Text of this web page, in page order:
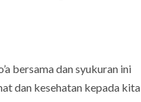
bersama dan syukuran ini
dan kesehatan kepada kita